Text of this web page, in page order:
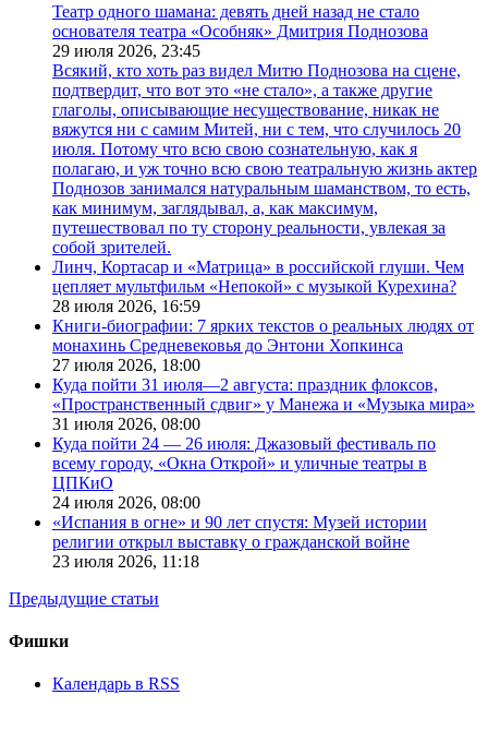
Театр одного шамана: девять дней назад не стало
основателя театра «Особняк» Дмитрия Поднозова
29 июля 2026, 23:45
Всякий, кто хоть раз видел Митю Поднозова на сцене,
подтвердит, что вот это «не стало», а также другие
глаголы, описывающие несуществование, никак не
вяжутся ни с самим Митей, ни с тем, что случилось 20
июля. Потому что всю свою сознательную, как я
полагаю, и уж точно всю свою театральную жизнь актер
Поднозов занимался натуральным шаманством, то есть,
как минимум, заглядывал, а, как максимум,
путешествовал по ту сторону реальности, увлекая за
собой зрителей.
Линч, Кортасар и «Матрица» в российской глуши. Чем
цепляет мультфильм «Непокой» с музыкой Курехина?
28 июля 2026, 16:59
Книги-биографии: 7 ярких текстов о реальных людях от
монахинь Средневековья до Энтони Хопкинса
27 июля 2026, 18:00
Куда пойти 31 июля—2 августа: праздник флоксов,
«Пространственный сдвиг» у Манежа и «Музыка мира»
31 июля 2026, 08:00
Куда пойти 24 — 26 июля: Джазовый фестиваль по
всему городу, «Окна Открой» и уличные театры в
ЦПКиО
24 июля 2026, 08:00
«Испания в огне» и 90 лет спустя: Музей истории
религии открыл выставку о гражданской войне
23 июля 2026, 11:18
Предыдущие статьи
Фишки
Календарь в RSS